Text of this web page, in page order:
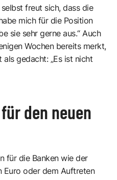
freut sich, dass die
mich für die Position
sie sehr gerne aus.“ Auch
Wochen bereits merkt,
gedacht: „Es ist nicht
den neuen
für die Banken wie der
Euro oder dem Auftreten